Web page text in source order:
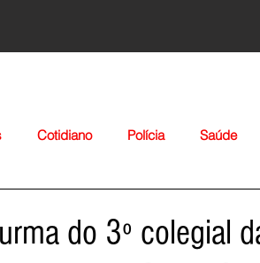
Cotidiano Polícia Saúde
do 3º colegial